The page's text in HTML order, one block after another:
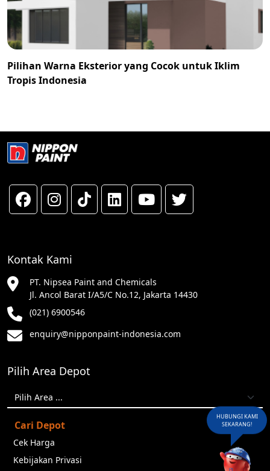
Pilihan Warna Eksterior yang Cocok untuk Iklim
Tropis Indonesia
HUBUNGI KAMI
SEKARANG!
Kontak Kami
PT. Nipsea Paint and Chemicals
Jl. Ancol Barat I/A5/C No.12, Jakarta 14430
(021) 6900546
enquiry@nipponpaint-indonesia.com
Pilih Area Depot
Cari Depot
Cek Harga
Kebijakan Privasi